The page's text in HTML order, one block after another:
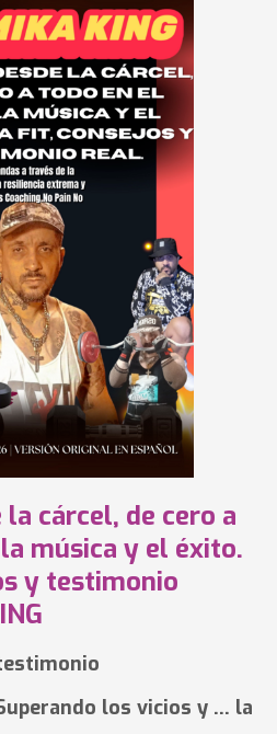
la cárcel, de cero a
música y el éxito.
y testimonio
los vicios y ... la